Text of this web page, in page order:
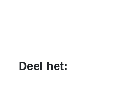
Deel het: